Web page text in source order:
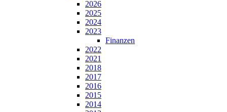
2026
2025
2024
2023
Finanzen
2022
2021
2018
2017
2016
2015
2014